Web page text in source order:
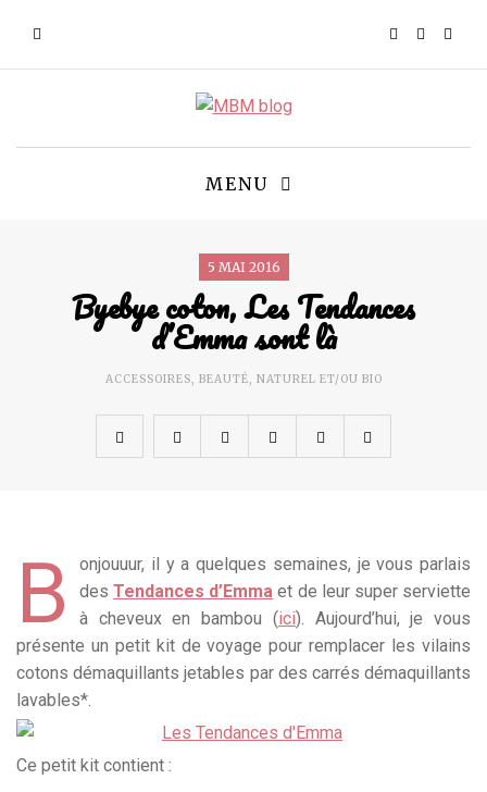
MENU
5 MAI 2016
Byebye coton, Les Tendances
d’Emma sont là
ACCESSOIRES, BEAUTÉ, NATUREL ET/OU BIO
B
onjouuur, il y a quelques semaines, je vous parlais
desTendances d’Emma et de leur super serviette
à cheveux en bambou (ici). Aujourd’hui, je vous
présente un petit kit de voyage pour remplacer les vilains
cotons démaquillants jetables par des carrés démaquillants
lavables*.
Ce petit kit contient :